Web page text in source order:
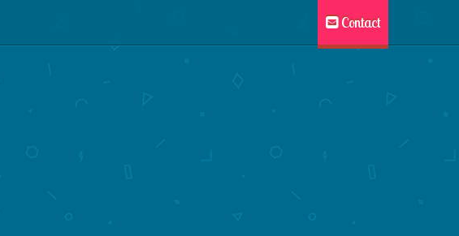
Contact